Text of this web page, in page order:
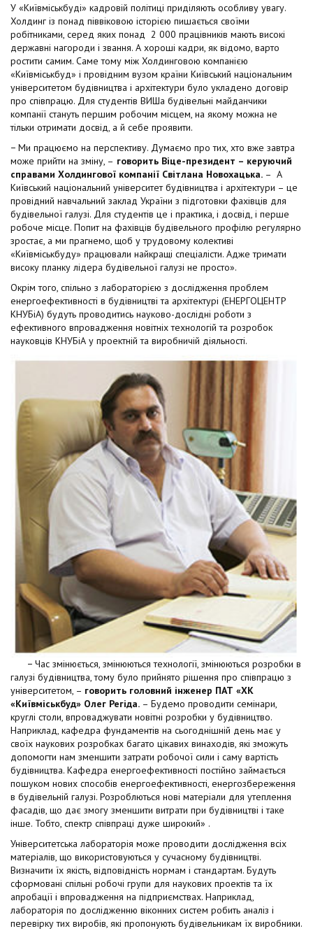
У «Київміськбуді» кадровій політиці приділяють особливу увагу.
Холдинг із понад піввіковою історією пишається своїми
робітниками, серед яких понад 2 000 працівників мають високі
державні нагороди і звання. А хороші кадри, як відомо, варто
ростити самим. Саме тому між Холдинговою компанією
«Київміськбуд» і провідним вузом країни Київський національним
університетом будівництва і архітектури було укладено договір
про співпрацю. Для студентів ВИШа будівельні майданчики
компанії стануть першим робочим місцем, на якому можна не
тільки отримати досвід, а й себе проявити.
− Ми працюємо на перспективу. Думаємо про тих, хто вже завтра
може прийти на зміну, – говорить Віце-президент – керуючий
справами Холдингової компанії Світлана Новохацька. – А
Київський національний університет будівництва і архітектури – це
провідний навчальний заклад України з підготовки фахівців для
будівельної галузі. Для студентів це і практика, і досвід, і перше
робоче місце. Попит на фахівців будівельного профілю регулярно
зростає, а ми прагнемо, щоб у трудовому колективі
«Київміськбуду» працювали найкращі спеціалісти. Адже тримати
високу планку лідера будівельної галузі не просто».
Окрім того, спільно з лабораторією з дослідження проблем
енергоефективності в будівництві та архітектурі (ЕНЕРГОЦЕНТР
КНУБіА) будуть проводитись науково-дослідні роботи з
ефективного впровадження новітніх технологій та розробок
науковців КНУБіА у проектній та виробничій діяльності.
− Час змінюється, змінюються технології, змінюються розробки в
галузі будівництва, тому було прийнято рішення про співпрацю з
університетом, – говорить головний інженер ПАТ «ХК
«Київміськбуд» Олег Регіда. – Будемо проводити семінари,
круглі столи, впроваджувати новітні розробки у будівництво.
Наприклад, кафедра фундаментів на сьогоднішній день має у
своїх наукових розробках багато цікавих винаходів, які зможуть
допомогти нам зменшити затрати робочої сили і саму вартість
будівництва. Кафедра енергоефективності постійно займається
пошуком нових способів енергоефективності, енергозбереження
в будівельній галузі. Розроблються нові матеріали для утеплення
фасадів, що дає змогу зменшити витрати при будівництві і таке
інше. Тобто, спектр співпраці дуже широкий» .
Університетська лабораторія може проводити дослідження всіх
матеріалів, що використовуються у сучасному будівництві.
Визначити їх якість, відповідність нормам і стандартам. Будуть
сформовані спільні робочі групи для наукових проектів та їх
апробації і впровадження на підприємствах. Наприклад,
лабораторія по дослідженню віконних систем робить аналіз і
перевірку тих виробів, які пропонують будівельникам їх виробники.